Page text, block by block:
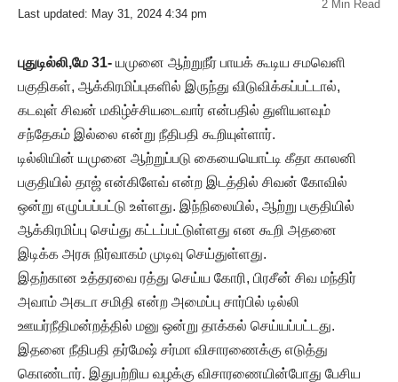
Last updated: May 31, 2024 4:34 pm
2 Min Read
புதுடில்லி,மே 31- யமுனை ஆற்றுநீர் பாயக் கூடிய சமவெளி
பகுதிகள், ஆக்கிரமிப்புகளில் இருந்து விடுவிக்கப்பட்டால்,
கடவுள் சிவன் மகிழ்ச்சியடைவார் என்பதில் துளியளவும்
சந்தேகம் இல்லை என்று நீதிபதி கூறியுள்ளார்.
டில்லியின் யமுனை ஆற்றுப்படு கையையொட்டி கீதா காலனி
பகுதியில் தாஜ் என்கிளேவ் என்ற இடத்தில் சிவன் கோவில்
ஒன்று எழுப்பப்பட்டு உள்ளது. இந்நிலையில், ஆற்று பகுதியில்
ஆக்கிரமிப்பு செய்து கட்டப்பட்டுள்ளது என கூறி அதனை
இடிக்க அரசு நிர்வாகம் முடிவு செய்துள்ளது.
இதற்கான உத்தரவை ரத்து செய்ய கோரி, பிரசீன் சிவ மந்திர்
அவாம் அகடா சமிதி என்ற அமைப்பு சார்பில் டில்லி
ஊயர்நீதிமன்றத்தில் மனு ஒன்று தாக்கல் செய்யப்பட்டது.
இதனை நீதிபதி தர்மேஷ் சர்மா விசாரணைக்கு எடுத்து
கொண்டார். இதுபற்றிய வழக்கு விசாரணையின்போது பேசிய